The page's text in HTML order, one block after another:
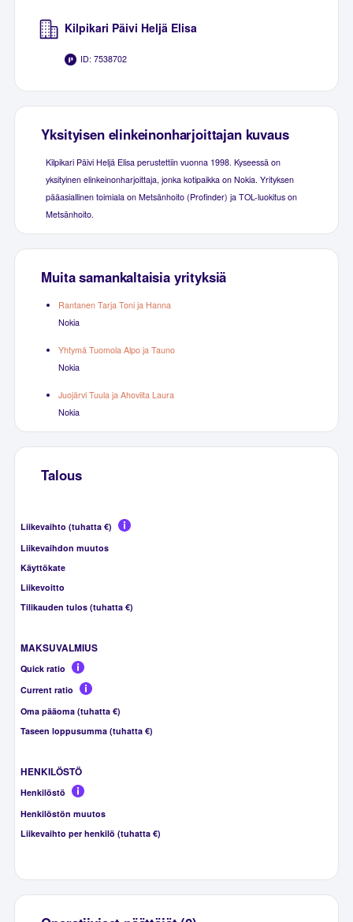
Kilpikari Päivi Heljä Elisa
ID: 7538702
Yksityisen elinkeinonharjoittajan kuvaus
Kilpikari Päivi Heljä Elisa perustettiin vuonna 1998. Kyseessä on
yksityinen elinkeinonharjoittaja, jonka kotipaikka on Nokia. Yrityksen
pääasiallinen toimiala on Metsänhoito (Profinder) ja TOL-luokitus on
Metsänhoito.
Muita samankaltaisia yrityksiä
Rantanen Tarja Toni ja Hanna
Nokia
Yhtymä Tuomola Alpo ja Tauno
Nokia
Juojärvi Tuula ja Ahoviita Laura
Nokia
Talous
Liikevaihto (tuhatta €)
Liikevaihdon muutos
Käyttökate
Liikevoitto
Tilikauden tulos (tuhatta €)
MAKSUVALMIUS
Quick ratio
Current ratio
Oma pääoma (tuhatta €)
Taseen loppusumma (tuhatta €)
HENKILÖSTÖ
Henkilöstö
Henkilöstön muutos
Liikevaihto per henkilö (tuhatta €)